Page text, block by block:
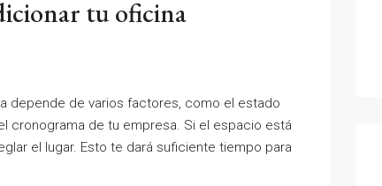
tu oficina
depende de varios factores, como el estado
cronograma de tu empresa. Si el espacio está
el lugar. Esto te dará suficiente tiempo para